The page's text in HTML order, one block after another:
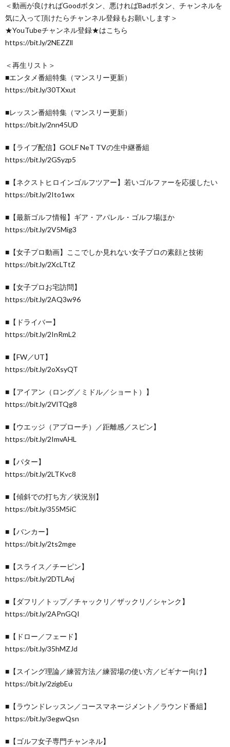
＜動画が良ければGoodボタン、悪ければBadボタン、チャンネルを
気に入って頂けたらチャンネル登録もお願いします＞
★YouTubeチャンネル登録★はこちら
https://bit.ly/2NEZZll
＜再生リスト＞
■エンタメ番組特集（マンスリー更新）
https://bit.ly/30TXxut
■レッスン番組特集（マンスリー更新）
https://bit.ly/2nn45UD
■【ライブ配信】GOLF NeT TVの生中継番組
https://bit.ly/2GSyzp5
■【ネクストヒロインゴルフツアー】若いゴルファーを応援したい
https://bit.ly/2Ito1wx
■【最新ゴルフ情報】ギア・アパレル・ゴルフ場ほか
https://bit.ly/2V5Mig3
■【女子プロ動画】ここでしか見れない女子プロの素顔と技術
https://bit.ly/2XcLTtZ
■【女子プロお宅訪問】
https://bit.ly/2AQ3w96
■【ドライバー】
https://bit.ly/2InRmL2
■【FW／UT】
https://bit.ly/2oXsyQT
■【アイアン（ロング／ミドル／ショート）】
https://bit.ly/2VlTQg8
■【ウエッジ（アプローチ）／距離感／スピン】
https://bit.ly/2ImvAHL
■【パター】
https://bit.ly/2LTKvc8
■【傾斜での打ち方／状況別】
https://bit.ly/355M5iC
■【バンカー】
https://bit.ly/2ts2mge
■【スライス／チーピン】
https://bit.ly/2DTLAvj
■【ダフリ／トップ／チャックリ／ザックリ／シャンク】
https://bit.ly/2APnGQI
■【ドロー／フェード】
https://bit.ly/35hMZJd
■【スイング理論／練習方法／練習場の使い方／ビギナー向け】
https://bit.ly/2zigbEu
■【ラウンドレッスン／コースマネージメント／ラウンド番組】
https://bit.ly/3egwQsn
■【ゴルフ女子専門チャンネル】